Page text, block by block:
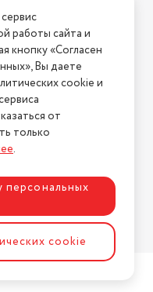
Напишите нам
У нас есть всё!
работы сайта и
кнопку «Согласен
Вы даете
cookie и
от
только
.
персональных
cookie